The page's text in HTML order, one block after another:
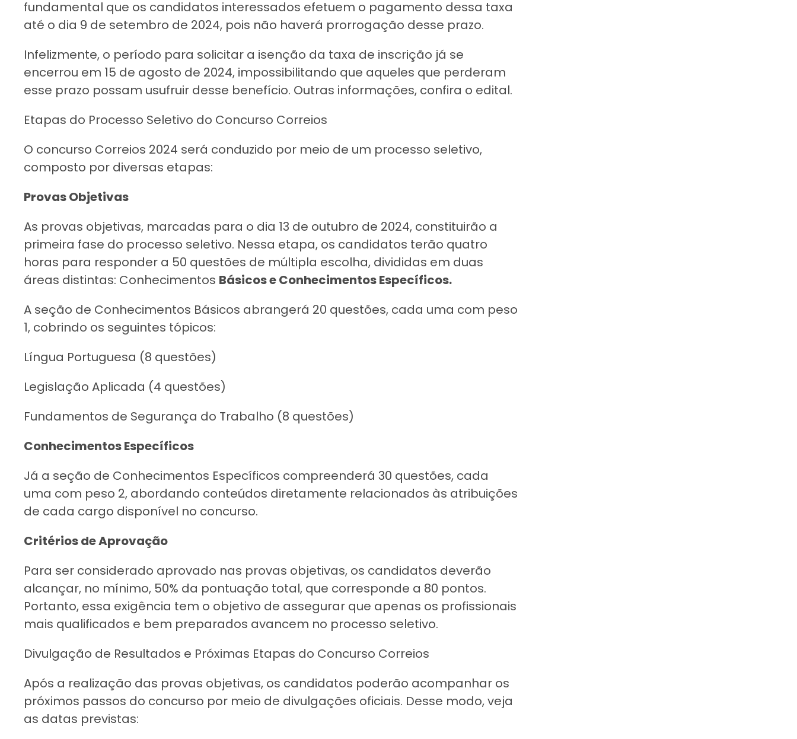
fundamental que os candidatos interessados efetuem o pagamento dessa taxa
até o dia 9 de setembro de 2024, pois não haverá prorrogação desse prazo.
Infelizmente, o período para solicitar a isenção da taxa de inscrição já se
encerrou em 15 de agosto de 2024, impossibilitando que aqueles que perderam
esse prazo possam usufruir desse benefício. Outras informações, confira o edital.
Etapas do Processo Seletivo do Concurso Correios
O concurso Correios 2024 será conduzido por meio de um processo seletivo,
composto por diversas etapas:
Provas Objetivas
As provas objetivas, marcadas para o dia 13 de outubro de 2024, constituirão a
primeira fase do processo seletivo. Nessa etapa, os candidatos terão quatro
horas para responder a 50 questões de múltipla escolha, divididas em duas
áreas distintas: Conhecimentos Básicos e Conhecimentos Específicos.
A seção de Conhecimentos Básicos abrangerá 20 questões, cada uma com peso
1, cobrindo os seguintes tópicos:
Língua Portuguesa (8 questões)
Legislação Aplicada (4 questões)
Fundamentos de Segurança do Trabalho (8 questões)
Conhecimentos Específicos
Já a seção de Conhecimentos Específicos compreenderá 30 questões, cada
uma com peso 2, abordando conteúdos diretamente relacionados às atribuições
de cada cargo disponível no concurso.
Critérios de Aprovação
Para ser considerado aprovado nas provas objetivas, os candidatos deverão
alcançar, no mínimo, 50% da pontuação total, que corresponde a 80 pontos.
Portanto, essa exigência tem o objetivo de assegurar que apenas os profissionais
mais qualificados e bem preparados avancem no processo seletivo.
Divulgação de Resultados e Próximas Etapas do Concurso Correios
Após a realização das provas objetivas, os candidatos poderão acompanhar os
próximos passos do concurso por meio de divulgações oficiais. Desse modo, veja
as datas previstas: